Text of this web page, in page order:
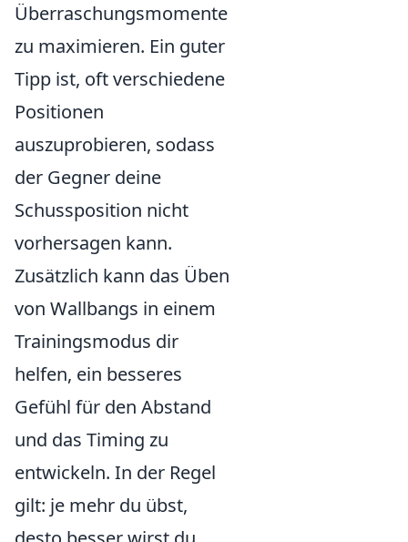
Überraschungsmomente
zu maximieren. Ein guter
Tipp ist, oft verschiedene
Positionen
auszuprobieren, sodass
der Gegner deine
Schussposition nicht
vorhersagen kann.
Zusätzlich kann das Üben
von Wallbangs in einem
Trainingsmodus dir
helfen, ein besseres
Gefühl für den Abstand
und das Timing zu
entwickeln. In der Regel
gilt: je mehr du übst,